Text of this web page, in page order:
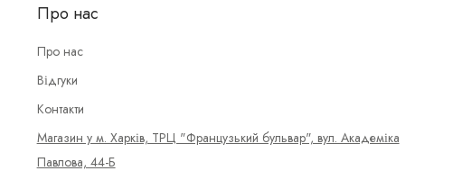
Про нас
Про нас
Відгуки
Контакти
Магазин у м. Харків, ТРЦ "Французький бульвар", вул. Академіка
Павлова, 44-Б